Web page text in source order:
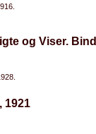
og Viser.
1921